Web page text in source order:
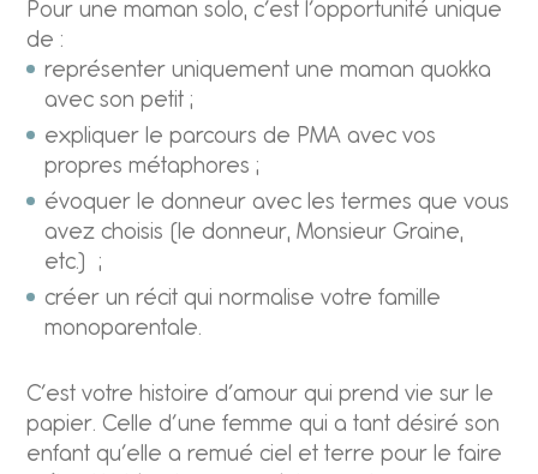
Pour une maman solo, c’est l’opportunité unique
de :
représenter uniquement une maman quokka
avec son petit ;
expliquer le parcours de PMA avec vos
propres métaphores ;
évoquer le donneur avec les termes que vous
avez choisis (le donneur, Monsieur Graine,
etc.) ;
créer un récit qui normalise votre famille
monoparentale.
C’est votre histoire d’amour qui prend vie sur le
papier. Celle d’une femme qui a tant désiré son
enfant qu’elle a remué ciel et terre pour le faire